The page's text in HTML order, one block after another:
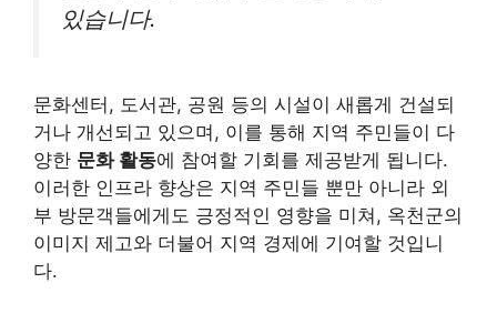
있습니다.
문화센터, 도서관, 공원 등의 시설이 새롭게 건설되
거나 개선되고 있으며, 이를 통해 지역 주민들이 다
양한 문화 활동에 참여할 기회를 제공받게 됩니다.
이러한 인프라 향상은 지역 주민들 뿐만 아니라 외
부 방문객들에게도 긍정적인 영향을 미쳐, 옥천군의
이미지 제고와 더불어 지역 경제에 기여할 것입니
다.